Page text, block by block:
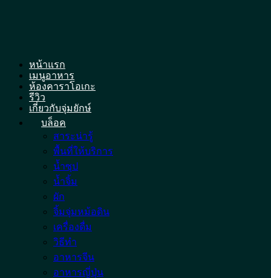
หน้าแรก
เมนูอาหาร
ห้องคาราโอเกะ
รีวิว
เกี่ยวกับจุ่มยักษ์
บล็อค
สาระน่ารู้
พื้นที่ให้บริการ
น้ำซุป
น้ำจิ้ม
ผัก
จิ้มจุ่มหม้อดิน
เครื่องดื่ม
วิธีทำ
อาหารจีน
อาหารญี่ปุ่น